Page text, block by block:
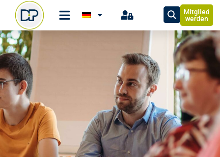
Mitglied
werden